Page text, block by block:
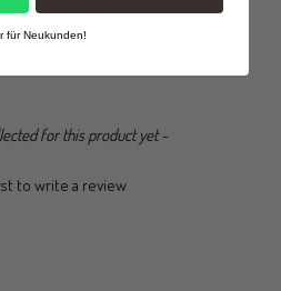
for this product yet -
to write a review
für Neukunden!